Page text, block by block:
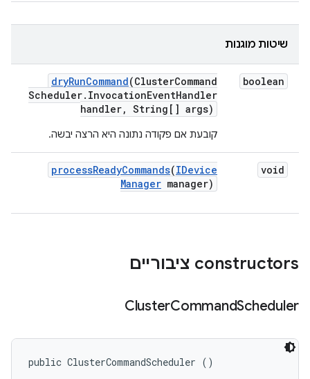
שיטות מוגנות
boolean
dryRunCommand(ClusterCommand
Scheduler. InvocationEventHandler
handler, String[] args)
קובעת אם פקודה נתונה היא הרצה יבשה.
void
processReadyCommands(IDevice
Manager manager)
‫constructors ציבוריים
ClusterCommandScheduler
public ClusterCommandScheduler ()